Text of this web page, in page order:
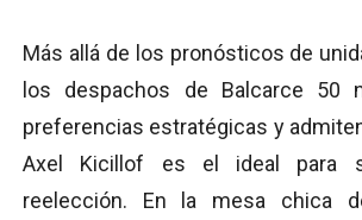
Más allá de los pronósticos de
los despachos de Balcarce 50
preferencias estratégicas y
Axel Kicillof es el ideal para
reelección. En la mesa chica